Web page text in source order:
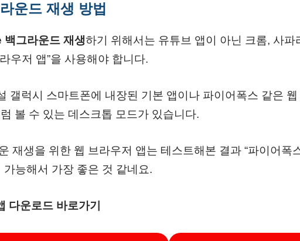
운드 재생 방법
그라운드 재생하기 위해서는 유튜브 앱이 아닌 크롬, 사파
우저 앱”을 사용해야 합니다.
갤럭시 스마트폰에 내장된 기본 앱이나 파이어폭스 같은
볼 수 있는 데스크톱 모드가 있습니다.
재생을 위한 웹 브라우저 앱는 테스트해본 결과 “파이어폭
가능해서 가장 좋은 것 같네요.
다운로드 바로가기